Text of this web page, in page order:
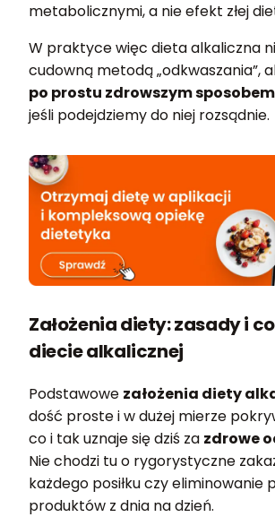
metabolicznymi, a nie efekt złej
W praktyce więc dieta alkaliczna
cudowną metodą „odkwaszania”,
po prostu zdrowszym
jeśli podejdziemy do niej rozsądnie.
Założenia diety: zasady i
diecie alkalicznej
Podstawowe założenia diety
dość proste i w dużej mierze
co i tak uznaje się dziś za zdrowe
Nie chodzi tu o rygorystyczne
każdego posiłku czy eliminowanie
produktów z dnia na dzień.